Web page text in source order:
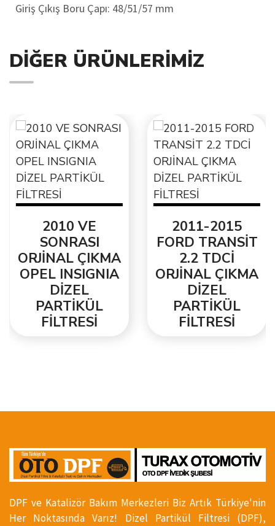
Giriş Çıkış Boru Çapı: 48/51/57 mm
DIĞER ÜRÜNLERIMIZ
2010 VE
SONRASI
ORJİNAL ÇIKMA
OPEL INSIGNIA
DİZEL
PARTİKÜL
FİLTRESİ
2011-2015
FORD TRANSİT
2.2 TDCİ
ORJİNAL ÇIKMA
DİZEL
PARTİKÜL
FİLTRESİ
DPF ve Katalizör Bakım Merkezleri Biz Artık Türkiye'nin
Her Noktasında Varız! Dizel Partikül Filtresi (DPF),